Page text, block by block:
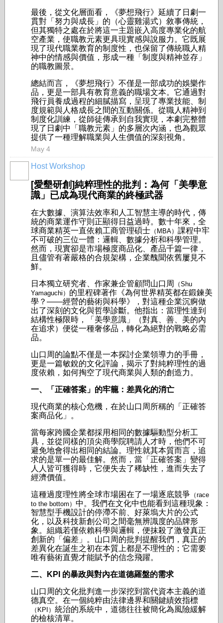
最後，從文化層面看，《夢想飛行》延續了日劇一
貫對「努力與成長」的（心靈雞湯式）敘事傳統，
但其獨特之處在於將這一主題嵌入高度專業化的航
空產業，使職教元素更具現實感與說服力。它既展
現了現代職業教育的制度性，也保留了傳統職人精
神中的情感與價值，形成一種「制度與精神並存」
的職教圖景。
總結而言，《夢想飛行》不僅是一部成功的娛樂作
品，更是一部具有教育意義的職場文本。它通過對
飛行員養成過程的細膩描寫，呈現了專業技能、制
度規範與人格成長之間的互動關係。從職人精神到
制度化訓練，從師徒傳承到自我實現，本劇完整體
現了日劇中「職教元素」的多層次內涵，也為觀眾
提供了一種理解職業與人生價值的深刻視角。
May 4
Host Workshop
[愛墾研創]純粹理性的批判：為何「美學意
識」已成為現代商業的終極武器
在大數據、演算法效率和人工智慧主導的時代，傳
統的商業運作守則正顯得日益過時。數十年來，全
球商業精英一直依賴工商管理碩士 （MBA） 課程中牢
不可破的三位一體：邏輯、數據分析和科學管理。
然而，現實卻是市場極度商品化、產品千篇一律，
且儘管有著嚴格的合規架構，企業醜聞依舊屢見不
鮮。
日本獨立研究者、作家兼企管顧問山口周
（Shu
Yamaguchi） 的里程碑著作《為何世界精英都在鍛鍊美
學？——經營的藝術與科學》，對這種企業沉痾做
出了深刻的文化與哲學診斷。他指出：當理性達到
結構性極限時，「美學意識」（對真、善、美的內
在追求）便從一種奢侈品，轉化為絕對的戰略必需
品。
山口周的論點不僅是一本探討企業領導力的手冊，
更是一篇敏銳的文化評論，揭示了對純粹理性的過
度依賴，如何掏空了現代商業與人類的創造力。
一、「正確答案」的牢籠：差異化的消亡
現代商業的核心危機，在於山口周所稱的「正確答
案商品化」。
當每家跨國企業都採用相同的數據驅動型分析工
具，並從同樣的頂尖商學院聘請人才時，他們不可
避免地會得出相同的結論。理性就其本質而言，追
求的是單一的最佳解。然而，當「正確答案」變得
人人皆可獲得時，它便失去了稀缺性，進而失去了
經濟價值。
這種過度理性將全球市場困在了一場逐底競爭 （race
to the bottom） 中。我們在文化中也能看到這種現象：
智慧型手機設計的停滯不前、好萊塢大片的公式
化，以及科技新創公司之間毫無辨識度的品牌形
象。組織若僅依賴科學與邏輯，便抹殺了激發真正
創新的「偏差」。山口周的批判提醒我們，真正的
差異化在誕生之初在本質上都是不理性的；它需要
唯有藝術直覺才能賦予的信念飛躍。
二、KPI 的暴政與對內在道德羅盤的需求
山口周的文化批判進一步深挖到當代資本主義的道
德真空。在一個純粹由法律邊界和關鍵績效指標
（KPI） 統治的系統中，道德往往被簡化為風險緩解
的檢核清單。